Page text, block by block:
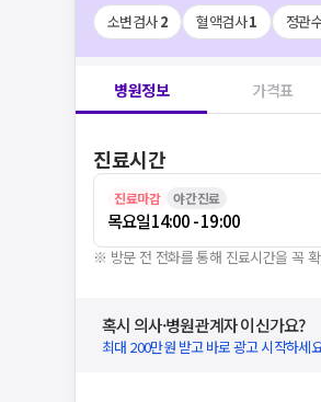
소변검사2 혈액검사1 정관
병원정보 가격표
진료시간
진료마감 야간진료
목요일14:00 - 19:00
※ 방문 전 전화를 통해 진료시간을 꼭
혹시 의사·병원관계자 이신가요?
최대 200만원 받고 바로 광고 시작하세